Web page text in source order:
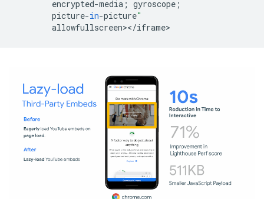
encrypted-media ; gyroscope ;
picture-in-picture"
allowfullscreen></iframe